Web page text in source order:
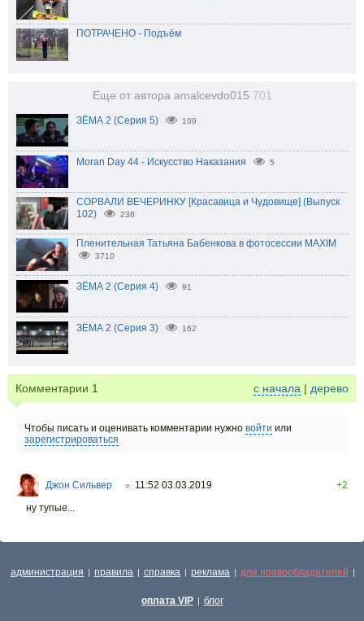
ПОТРАЧЕНО - Подъём
Еще от автора amalcevdo015 701
ЗЁМА 2 (Серия 5) 109
Moran Day 44 - Искусство Наказания 5
СОРВАЛИ ВЕЧЕРИНКУ [Красавица и Чудовище] (Выпуск
102)
238
Пленительная Татьяна Бабенкова в фотосессии MAXIM
3710
ЗЁМА 2 (Серия 4) 91
ЗЁМА 2 (Серия 3) 162
Комментарии 1 с начала | дерево
Чтобы писать и оценивать комментарии нужно войти или
зарегистрироваться
Джон Сильвер ○ 11:52 03.03.2019
+2
ну тупые...
администрация | правила | справка | реклама | для правообладателей |
оплата VIP | блог